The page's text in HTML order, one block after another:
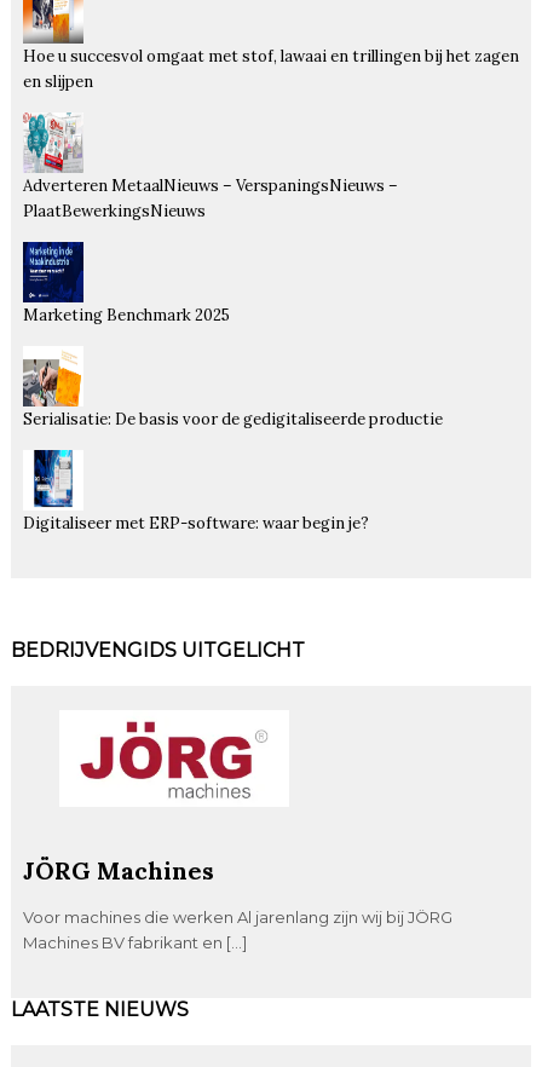
Hoe u succesvol omgaat met stof, lawaai en trillingen bij het zagen
en slijpen
Adverteren MetaalNieuws – VerspaningsNieuws –
PlaatBewerkingsNieuws
Marketing Benchmark 2025
Serialisatie: De basis voor de gedigitaliseerde productie
Digitaliseer met ERP-software: waar begin je?
BEDRIJVENGIDS UITGELICHT
JÖRG Machines
Voor machines die werken Al jarenlang zijn wij bij JÖRG
Machines BV fabrikant en […]
LAATSTE NIEUWS